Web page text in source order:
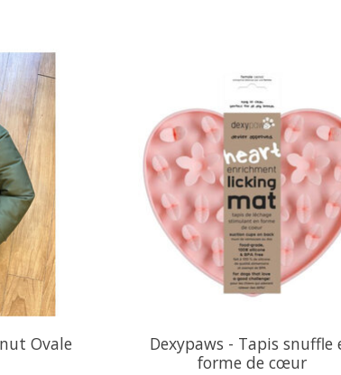
Ovale
Dexypaws - Tapis snuffle
forme de cœur